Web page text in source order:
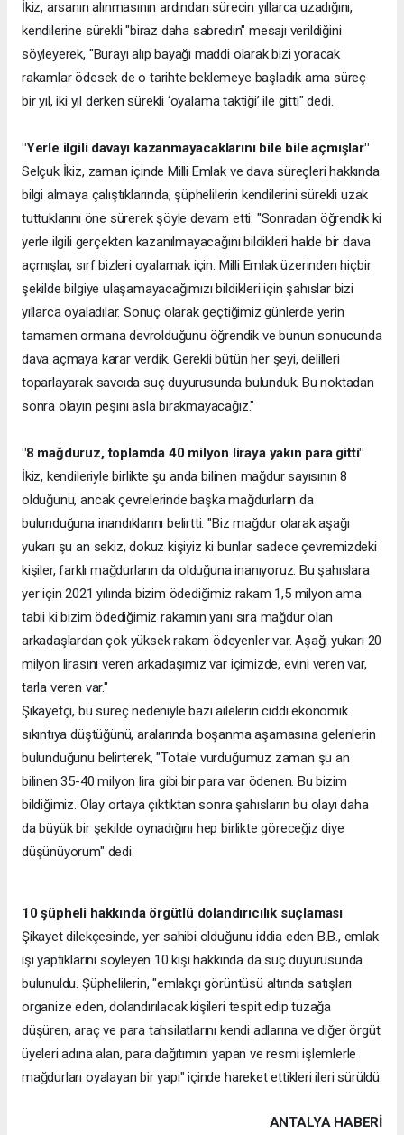
İkiz, arsanın alınmasının ardından sürecin yıllarca uzadığını,
kendilerine sürekli "biraz daha sabredin" mesajı verildiğini
söyleyerek, "Burayı alıp bayağı maddi olarak bizi yoracak
rakamlar ödesek de o tarihte beklemeye başladık ama süreç
bir yıl, iki yıl derken sürekli ‘oyalama taktiği’ ile gitti" dedi.
"Yerle ilgili davayı kazanmayacaklarını bile bile açmışlar"
Selçuk İkiz, zaman içinde Milli Emlak ve dava süreçleri hakkında
bilgi almaya çalıştıklarında, şüphelilerin kendilerini sürekli uzak
tuttuklarını öne sürerek şöyle devam etti: "Sonradan öğrendik ki
yerle ilgili gerçekten kazanılmayacağını bildikleri halde bir dava
açmışlar, sırf bizleri oyalamak için. Milli Emlak üzerinden hiçbir
şekilde bilgiye ulaşamayacağımızı bildikleri için şahıslar bizi
yıllarca oyaladılar. Sonuç olarak geçtiğimiz günlerde yerin
tamamen ormana devrolduğunu öğrendik ve bunun sonucunda
dava açmaya karar verdik. Gerekli bütün her şeyi, delilleri
toparlayarak savcıda suç duyurusunda bulunduk. Bu noktadan
sonra olayın peşini asla bırakmayacağız."
"8 mağduruz, toplamda 40 milyon liraya yakın para gitti"
İkiz, kendileriyle birlikte şu anda bilinen mağdur sayısının 8
olduğunu, ancak çevrelerinde başka mağdurların da
bulunduğuna inandıklarını belirtti: "Biz mağdur olarak aşağı
yukarı şu an sekiz, dokuz kişiyiz ki bunlar sadece çevremizdeki
kişiler, farklı mağdurların da olduğuna inanıyoruz. Bu şahıslara
yer için 2021 yılında bizim ödediğimiz rakam 1,5 milyon ama
tabii ki bizim ödediğimiz rakamın yanı sıra mağdur olan
arkadaşlardan çok yüksek rakam ödeyenler var. Aşağı yukarı 20
milyon lirasını veren arkadaşımız var içimizde, evini veren var,
tarla veren var."
Şikayetçi, bu süreç nedeniyle bazı ailelerin ciddi ekonomik
sıkıntıya düştüğünü, aralarında boşanma aşamasına gelenlerin
bulunduğunu belirterek, "Totale vurduğumuz zaman şu an
bilinen 35-40 milyon lira gibi bir para var ödenen. Bu bizim
bildiğimiz. Olay ortaya çıktıktan sonra şahısların bu olayı daha
da büyük bir şekilde oynadığını hep birlikte göreceğiz diye
düşünüyorum" dedi.
10 şüpheli hakkında örgütlü dolandırıcılık suçlaması
Şikayet dilekçesinde, yer sahibi olduğunu iddia eden B.B., emlak
işi yaptıklarını söyleyen 10 kişi hakkında da suç duyurusunda
bulunuldu. Şüphelilerin, "emlakçı görüntüsü altında satışları
organize eden, dolandırılacak kişileri tespit edip tuzağa
düşüren, araç ve para tahsilatlarını kendi adlarına ve diğer örgüt
üyeleri adına alan, para dağıtımını yapan ve resmi işlemlerle
mağdurları oyalayan bir yapı" içinde hareket ettikleri ileri sürüldü.
ANTALYA HABERİ